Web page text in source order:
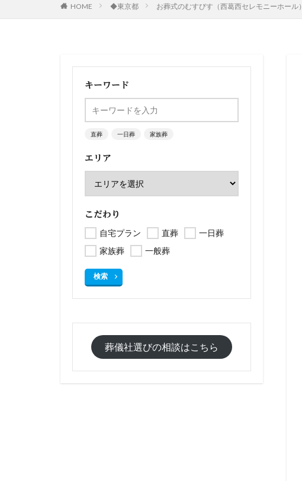
HOME ◆東京都 お葬式のむすびす（西葛西セレモニーホール）
キーワード
直葬 一日葬 家族葬
エリア
こだわり
自宅プラン 直葬
一日葬
家族葬
一般葬
検索
葬儀社選びの相談はこちら